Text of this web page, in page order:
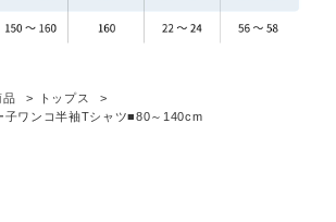
品
トップス
子ワンコ半袖Tシャツ■80～140cm